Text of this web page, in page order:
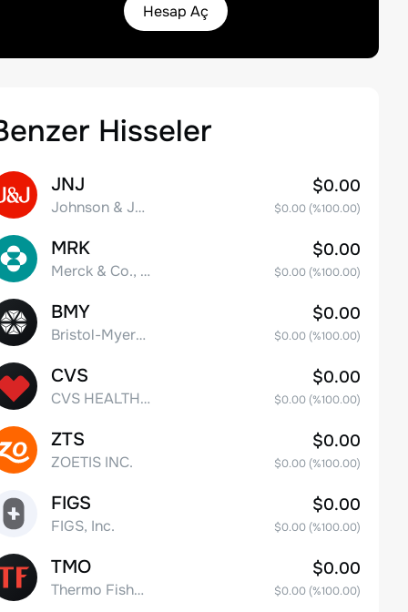
Hesap Aç
Hisseler
JNJ
Johnson & Johnson
$0.00
$0.00(%100.00)
MRK
Merck & Co., Inc.
$0.00
$0.00(%100.00)
BMY
Bristol-Myers Squibb Co.
$0.00
$0.00(%100.00)
CVS
CVS HEALTH CORPORATION
$0.00
$0.00(%100.00)
ZTS
ZOETIS INC.
$0.00
$0.00(%100.00)
FIGS
FIGS, Inc.
$0.00
$0.00(%100.00)
TMO
Thermo Fisher Scientific, Inc.
$0.00
$0.00(%100.00)